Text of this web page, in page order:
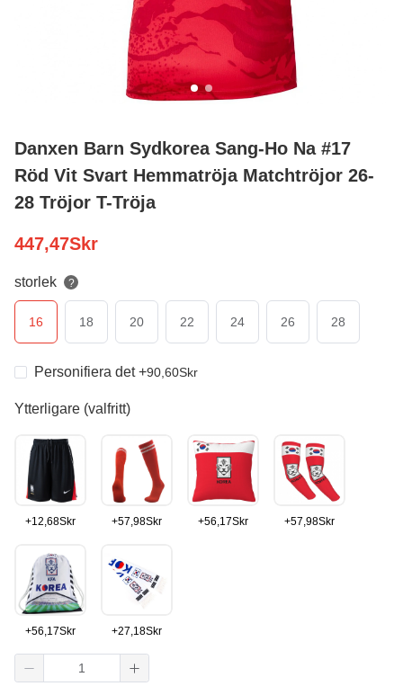
Danxen Barn Sydkorea Sang-Ho Na #17
Röd Vit Svart Hemmatröja Matchtröjor 26-
28 Tröjor T-Tröja
447,47Skr
storlek ?
16 18 20 22 24 26 28
Personifiera det+90,60Skr
Ytterligare (valfritt)
+12,68Skr +57,98Skr +56,17Skr +57,98Skr
+56,17Skr +27,18Skr